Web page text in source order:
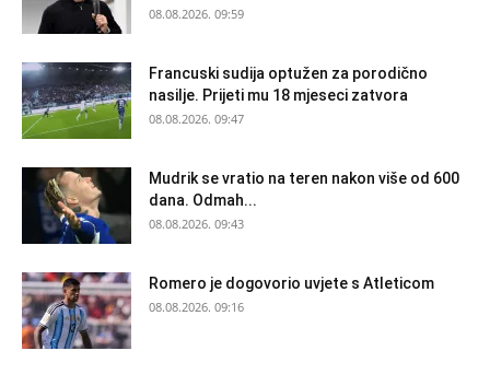
08.08.2026. 09:59
Francuski sudija optužen za porodično
nasilje. Prijeti mu 18 mjeseci zatvora
08.08.2026. 09:47
Mudrik se vratio na teren nakon više od 600
dana. Odmah...
08.08.2026. 09:43
Romero je dogovorio uvjete s Atleticom
08.08.2026. 09:16